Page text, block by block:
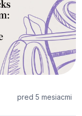
pred 5 mesiacmi